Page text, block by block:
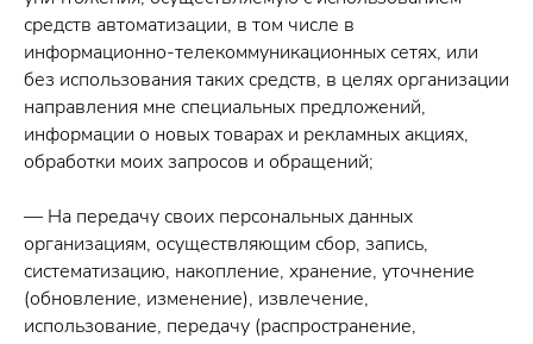
средств автоматизации, в том числе в
информационно-телекоммуникационных сетях, или
без использования таких средств, в целях организации
направления мне специальных предложений,
информации о новых товарах и рекламных акциях,
обработки моих запросов и обращений;
— На передачу своих персональных данных
организациям, осуществляющим сбор, запись,
систематизацию, накопление, хранение, уточнение
(обновление, изменение), извлечение,
использование, передачу (распространение,